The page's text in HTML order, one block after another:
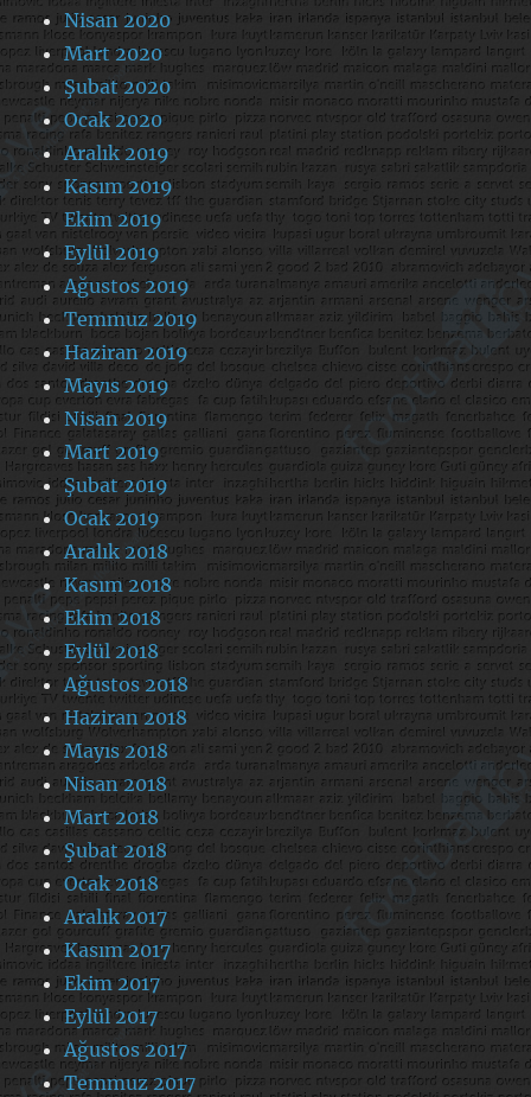
Nisan 2020
Mart 2020
Şubat 2020
Ocak 2020
Aralık 2019
Kasım 2019
Ekim 2019
Eylül 2019
Ağustos 2019
Temmuz 2019
Haziran 2019
Mayıs 2019
Nisan 2019
Mart 2019
Şubat 2019
Ocak 2019
Aralık 2018
Kasım 2018
Ekim 2018
Eylül 2018
Ağustos 2018
Haziran 2018
Mayıs 2018
Nisan 2018
Mart 2018
Şubat 2018
Ocak 2018
Aralık 2017
Kasım 2017
Ekim 2017
Eylül 2017
Ağustos 2017
Temmuz 2017